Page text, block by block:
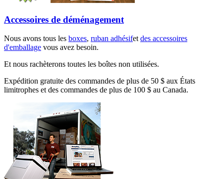
Accessoires de déménagement
Nous avons tous les boxes, ruban adhésifetdes accessoires
d'emballage vous avez besoin.
Et nous rachèterons toutes les boîtes non utilisées.
Expédition gratuite des commandes de plus de 50 $ aux États
limitrophes et des commandes de plus de 100 $ au Canada.